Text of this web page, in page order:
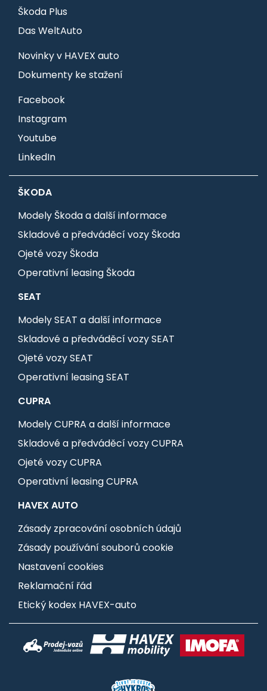
Škoda Plus
Das WeltAuto
Novinky v HAVEX auto
Dokumenty ke stažení
Facebook
Instagram
Youtube
LinkedIn
ŠKODA
Modely Škoda a další informace
Skladové a předváděcí vozy Škoda
Ojeté vozy Škoda
Operativní leasing Škoda
SEAT
Modely SEAT a další informace
Skladové a předváděcí vozy SEAT
Ojeté vozy SEAT
Operativní leasing SEAT
CUPRA
Modely CUPRA a další informace
Skladové a předváděcí vozy CUPRA
Ojeté vozy CUPRA
Operativní leasing CUPRA
HAVEX AUTO
Zásady zpracování osobních údajů
Zásady používání souborů cookie
Nastavení cookies
Reklamační řád
Etický kodex HAVEX-auto